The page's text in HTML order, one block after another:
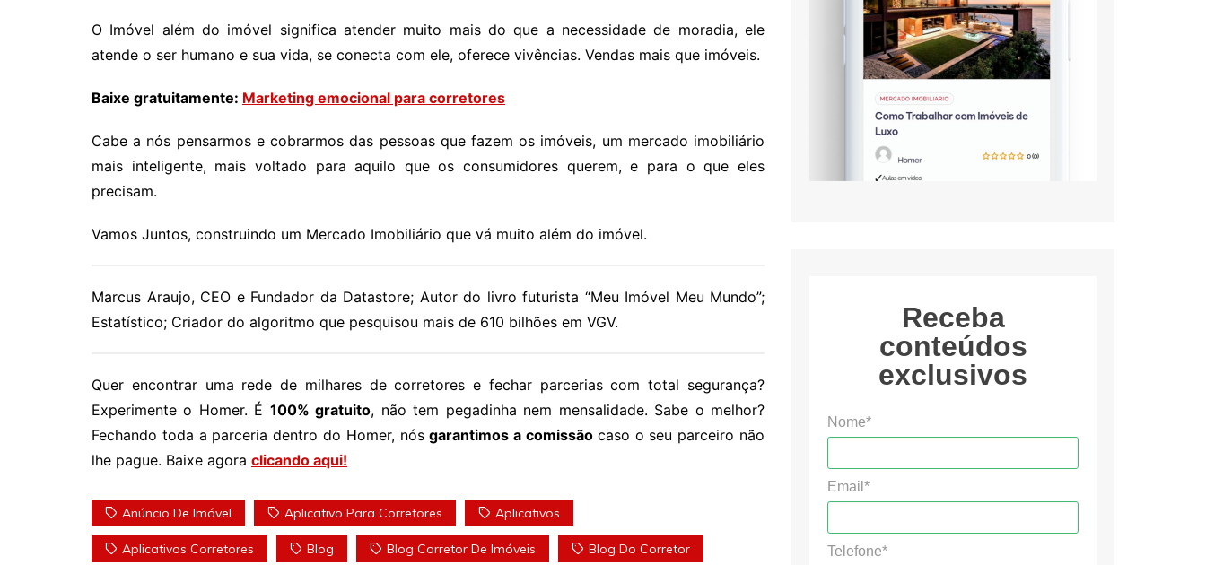
O Imóvel além do imóvel significa atender muito mais do que a necessidade de moradia, ele
atende o ser humano e sua vida, se conecta com ele, oferece vivências. Vendas mais que imóveis.
Baixe gratuitamente: Marketing emocional para corretores
Cabe a nós pensarmos e cobrarmos das pessoas que fazem os imóveis, um mercado imobiliário
mais inteligente, mais voltado para aquilo que os consumidores querem, e para o que eles
precisam.
Vamos Juntos, construindo um Mercado Imobiliário que vá muito além do imóvel.
Marcus Araujo, CEO e Fundador da Datastore; Autor do livro futurista “Meu Imóvel Meu Mundo”;
Estatístico; Criador do algoritmo que pesquisou mais de 610 bilhões em VGV.
Quer encontrar uma rede de milhares de corretores e fechar parcerias com total segurança?
Experimente o Homer. É 100% gratuito, não tem pegadinha nem mensalidade. Sabe o melhor?
Fechando toda a parceria dentro do Homer, nósgarantimos a comissão caso o seu parceiro não
lhe pague. Baixe agora clicando aqui!
Anúncio De Imóvel Aplicativo Para Corretores Aplicativos
Aplicativos Corretores Blog Blog Corretor De Imóveis Blog Do Corretor
Receba
conteúdos
exclusivos
Nome*
Email*
Telefone*